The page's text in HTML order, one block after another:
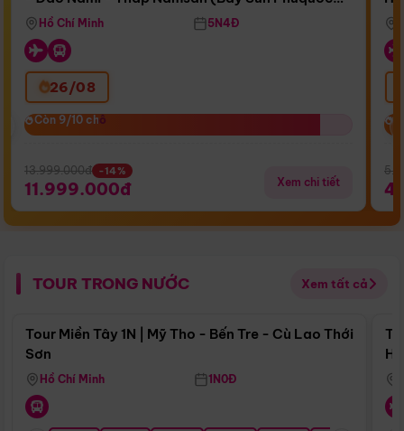
Airways)
Hồ Chí Minh 5N4Đ
26/08
Còn 9/10 chỗ
Còn 9/10 chỗ
13.999.000đ -14%
11.999.000đ Xem chi tiết
TOUR TRONG NƯỚC Xem tất cả
Điểm nổi bật
Tour Miền Tây 1N | Mỹ Tho - Bến Tre - Cù Lao Thới
Sơn
Hồ Chí Minh 1N0Đ